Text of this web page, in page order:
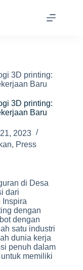
3D printing:
Baru
3D printing:
Baru
2023
, Press
di Desa
dari
Inspira
dengan
dengan
satu industri
dunia kerja
penuh dalam
memiliki